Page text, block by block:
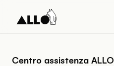
Centro assistenza ALLO